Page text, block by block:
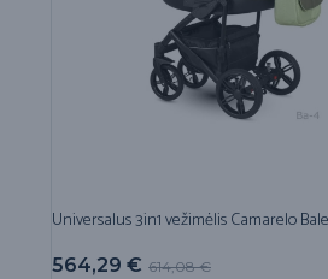
Universalus 3in1 vežimėlis Camarelo
614,08€
564,29 €